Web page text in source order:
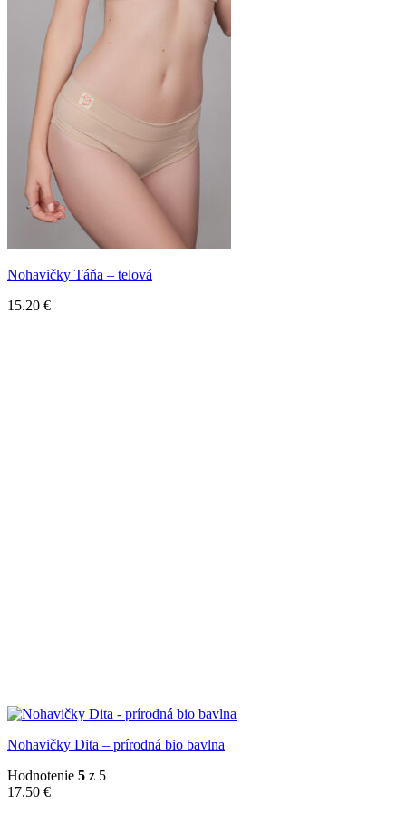
Nohavičky Táňa – telová
15.20 €
Nohavičky Dita – prírodná bio bavlna
Hodnotenie 5 z 5
17.50 €